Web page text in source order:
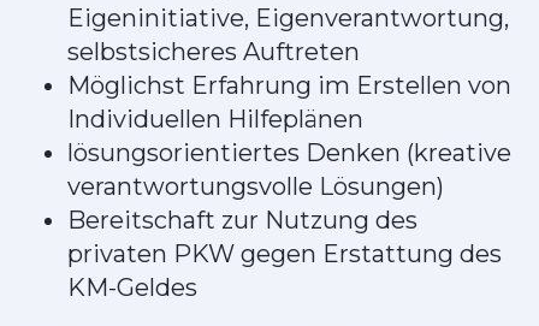
Eigeninitiative, Eigenverantwortung,
selbstsicheres Auftreten
Möglichst Erfahrung im Erstellen von
Individuellen Hilfeplänen
lösungsorientiertes Denken (kreative
verantwortungsvolle Lösungen)
Bereitschaft zur Nutzung des
privaten PKW gegen Erstattung des
KM-Geldes